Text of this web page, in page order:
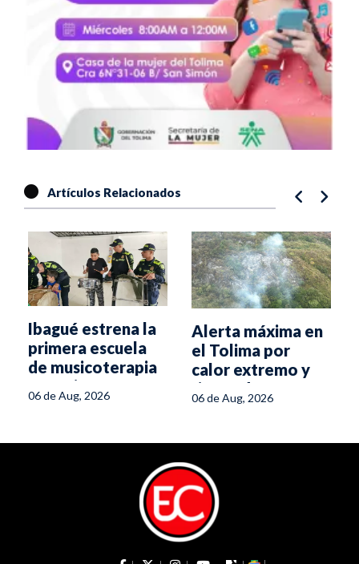
Artículos Relacionados
Ibagué estrena la
primera escuela
de musicoterapia
para niños con
discapacidad
06 de Aug, 2026
Alerta máxima en
el Tolima por
calor extremo y
riesgo de
incendios
06 de Aug, 2026